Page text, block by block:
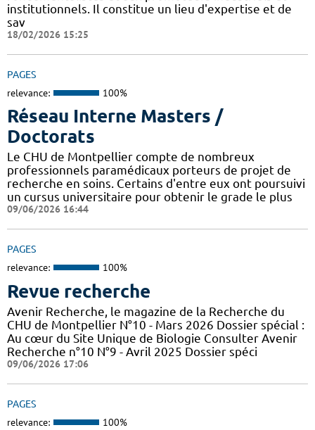
institutionnels. Il constitue un lieu d'expertise et de
sav
18/02/2026 15:25
PAGES
relevance: 100%
Réseau Interne Masters /
Doctorats
Le CHU de Montpellier compte de nombreux
professionnels paramédicaux porteurs de projet de
recherche en soins. Certains d'entre eux ont poursuivi
un cursus universitaire pour obtenir le grade le plus
09/06/2026 16:44
PAGES
relevance: 100%
Revue recherche
Avenir Recherche, le magazine de la Recherche du
CHU de Montpellier N°10 - Mars 2026 Dossier spécial :
Au cœur du Site Unique de Biologie Consulter Avenir
Recherche n°10 N°9 - Avril 2025 Dossier spéci
09/06/2026 17:06
PAGES
relevance: 100%